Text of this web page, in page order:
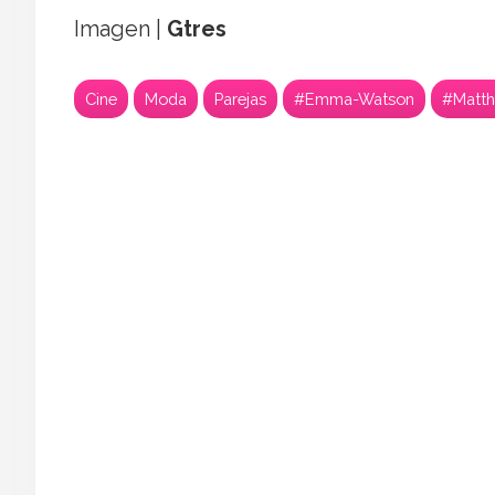
Imagen | Gtres
Cine Moda Parejas #Emma-Watson